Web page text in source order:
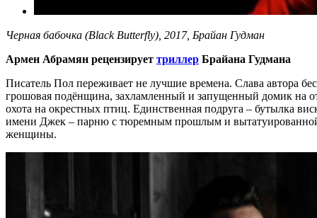
Черная бабочка (Black Butterfly), 2017, Брайан Гудман
Армен Абрамян рецензирует триллер Брайана Гудмана
Писатель Пол переживает не лучшие времена. Слава автора
грошовая подёнщина, захламленный и запущенный домик на
охота на окрестных птиц. Единственная подруга – бутылка
имени Джек – парню с тюремным прошлым и вытатуированной
женщины.